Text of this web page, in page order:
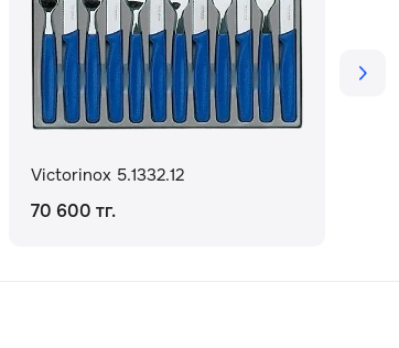
Victorinox 5.1332.12
70 600 тг.